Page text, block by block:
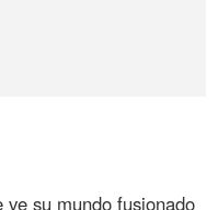
su mundo fusionado